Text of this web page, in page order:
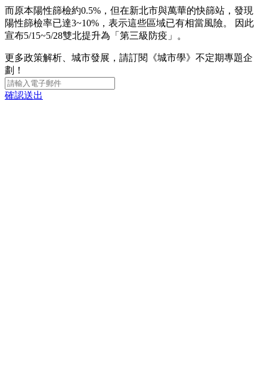
而原本陽性篩檢約0.5%，但在新北市與萬華的快篩站，發現
陽性篩檢率已達3~10%，表示這些區域已有相當風險。 因此
宣布5/15~5/28雙北提升為「第三級防疫」。
更多政策解析、城市發展，請訂閱《城市學》不定期專題企
劃！
確認送出